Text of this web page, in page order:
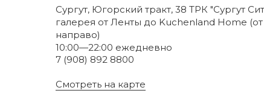
Сургут, Югорский тракт, 38 ТРК "Сургут
галерея от Ленты до Kuchenland Home
направо)
10:00—22:00 ежедневно
Смотреть на карте
7 (908) 892 8800